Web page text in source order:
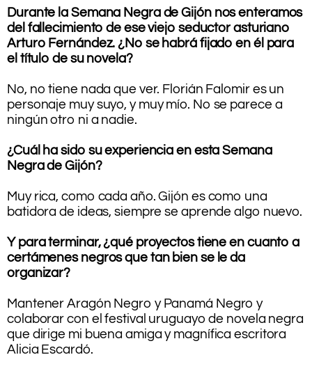
Durante la Semana Negra de Gijón nos enteramos
del fallecimiento de ese viejo seductor asturiano
Arturo Fernández. ¿No se habrá fijado en él para
el título de su novela?
No, no tiene nada que ver. Florián Falomir es un
personaje muy suyo, y muy mío. No se parece a
ningún otro ni a nadie.
¿Cuál ha sido su experiencia en esta Semana
Negra de Gijón?
Muy rica, como cada año. Gijón es como una
batidora de ideas, siempre se aprende algo nuevo.
Y para terminar, ¿qué proyectos tiene en cuanto a
certámenes negros que tan bien se le da
organizar?
Mantener Aragón Negro y Panamá Negro y
colaborar con el festival uruguayo de novela negra
que dirige mi buena amiga y magnífica escritora
Alicia Escardó.